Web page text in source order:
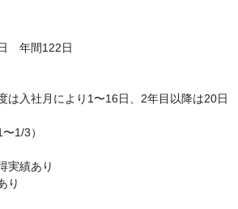
　年間122日
は入社月により1〜16日、2年目以降は20日
1/3）
実績あり
り